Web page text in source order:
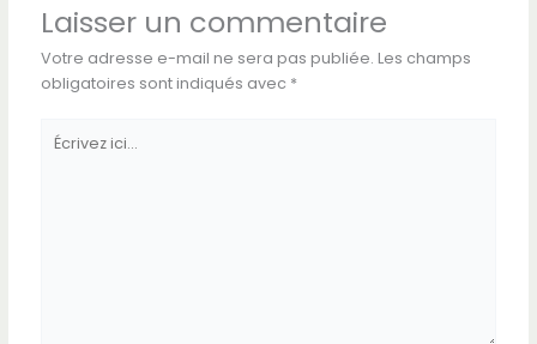
Laisser un commentaire
Votre adresse e-mail ne sera pas publiée. Les champs
obligatoires sont indiqués avec *
Écrivez
ici…